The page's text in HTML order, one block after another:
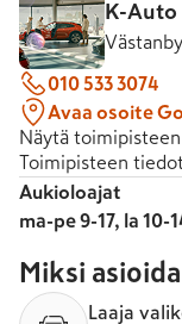
K-Auto
010 533 3074
Avaa osoite
Näytä
Toimipisteen
Aukioloajat
ma-pe 9-17, la 10-
Miksi
Laaja